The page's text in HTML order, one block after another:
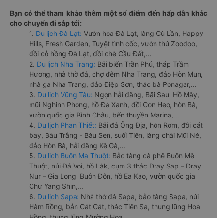
Bạn có thể tham khảo thêm một số điểm đến hấp dẫn khác
cho chuyến đi sắp tới:
1. Du lịch Đà Lạt: Vườn hoa Đà Lạt, làng Cù Lần, Happy
Hills, Fresh Garden, Tuyệt tình cốc, vườn thú Zoodoo,
đồi cỏ hồng Đà Lạt, đồi chè Cầu Đất,...
2. Du lịch Nha Trang: Bãi biển Trần Phú, tháp Trầm
Hương, nhà thờ đá, chợ đêm Nha Trang, đảo Hòn Mun,
nhà ga Nha Trang, đảo Điệp Sơn, thác bà Ponagar,...
3. Du lịch Vũng Tàu: Ngọn hải đăng, Bãi Sau, Hồ Mây,
mũi Nghinh Phong, hồ Đá Xanh, đồi Con Heo, hòn Bà,
vườn quốc gia Bình Châu, bến thuyền Marina,...
4. Du lịch Phan Thiết: Bãi đá Ông Địa, hòn Rơm, đồi cát
bay, Bàu Trắng - Bàu Sen, suối Tiên, làng chài Mũi Né,
đảo Hòn Bà, hải đăng Kê Gà,...
5. Du lịch Buôn Ma Thuột: Bảo tàng cà phê Buôn Mê
Thuột, núi Đá Voi, hồ Lắk, cụm 3 thác Dray Sap – Dray
Nur – Gia Long, Buôn Đôn, hồ Ea Kao, vườn quốc gia
Chư Yang Shin,...
6. Du lịch Sapa: Nhà thờ đá Sapa, bảo tàng Sapa, núi
Hàm Rồng, bản Cát Cát, thác Tiên Sa, thung lũng Hoa